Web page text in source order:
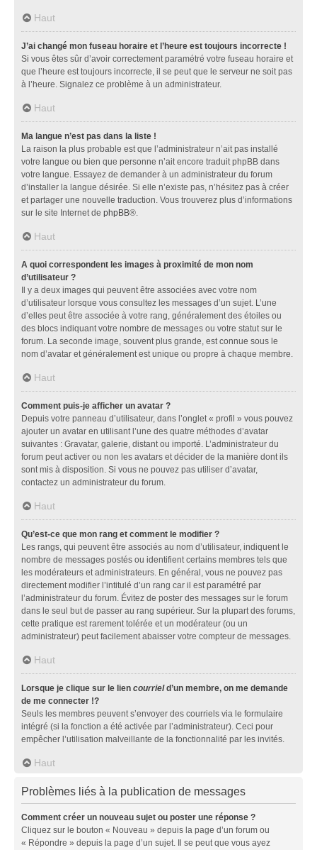
Haut
J’ai changé mon fuseau horaire et l’heure est toujours incorrecte !
Si vous êtes sûr d’avoir correctement paramétré votre fuseau horaire et
que l’heure est toujours incorrecte, il se peut que le serveur ne soit pas
à l’heure. Signalez ce problème à un administrateur.
Haut
Ma langue n’est pas dans la liste !
La raison la plus probable est que l’administrateur n’ait pas installé
votre langue ou bien que personne n’ait encore traduit phpBB dans
votre langue. Essayez de demander à un administrateur du forum
d’installer la langue désirée. Si elle n’existe pas, n’hésitez pas à créer
et partager une nouvelle traduction. Vous trouverez plus d’informations
sur le site Internet de phpBB®.
Haut
A quoi correspondent les images à proximité de mon nom
d’utilisateur ?
Il y a deux images qui peuvent être associées avec votre nom
d’utilisateur lorsque vous consultez les messages d’un sujet. L’une
d’elles peut être associée à votre rang, généralement des étoiles ou
des blocs indiquant votre nombre de messages ou votre statut sur le
forum. La seconde image, souvent plus grande, est connue sous le
nom d’avatar et généralement est unique ou propre à chaque membre.
Haut
Comment puis-je afficher un avatar ?
Depuis votre panneau d’utilisateur, dans l’onglet « profil » vous pouvez
ajouter un avatar en utilisant l’une des quatre méthodes d’avatar
suivantes : Gravatar, galerie, distant ou importé. L’administrateur du
forum peut activer ou non les avatars et décider de la manière dont ils
sont mis à disposition. Si vous ne pouvez pas utiliser d’avatar,
contactez un administrateur du forum.
Haut
Qu’est-ce que mon rang et comment le modifier ?
Les rangs, qui peuvent être associés au nom d’utilisateur, indiquent le
nombre de messages postés ou identifient certains membres tels que
les modérateurs et administrateurs. En général, vous ne pouvez pas
directement modifier l’intitulé d’un rang car il est paramétré par
l’administrateur du forum. Évitez de poster des messages sur le forum
dans le seul but de passer au rang supérieur. Sur la plupart des forums,
cette pratique est rarement tolérée et un modérateur (ou un
administrateur) peut facilement abaisser votre compteur de messages.
Haut
Lorsque je clique sur le lien courrield’un membre, on me demande
de me connecter !?
Seuls les membres peuvent s’envoyer des courriels via le formulaire
intégré (si la fonction a été activée par l’administrateur). Ceci pour
empêcher l’utilisation malveillante de la fonctionnalité par les invités.
Haut
Problèmes liés à la publication de messages
Comment créer un nouveau sujet ou poster une réponse ?
Cliquez sur le bouton « Nouveau » depuis la page d’un forum ou
« Répondre » depuis la page d’un sujet. Il se peut que vous ayez